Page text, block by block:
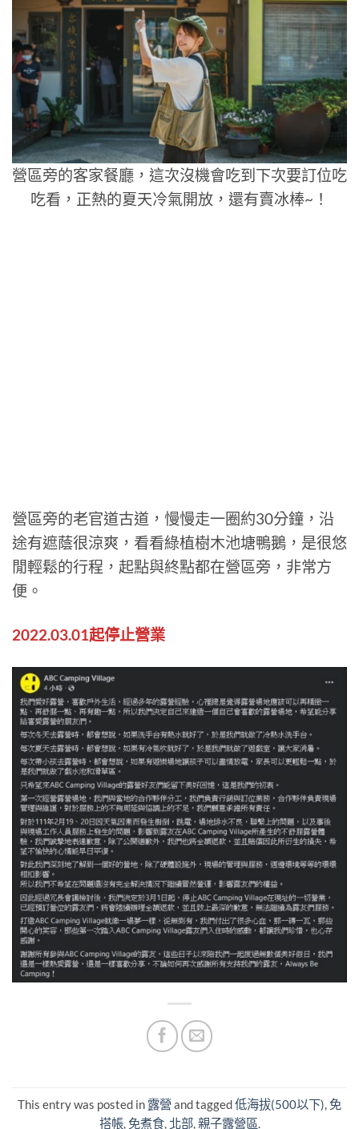
營區旁的客家餐廳，這次沒機會吃到下次要訂位吃
吃看，正熱的夏天冷氣開放，還有賣冰棒~！
營區旁的老官道古道，慢慢走一圈約30分鐘，沿
途有遮蔭很涼爽，看看綠植樹木池塘鴨鵝，是很悠
閒輕鬆的行程，起點與終點都在營區旁，非常方
便。
2022.03.01起停止營業
This entry was posted in 露營and tagged低海拔(500以下), 免
搭帳, 免煮食, 北部,親子露營區.